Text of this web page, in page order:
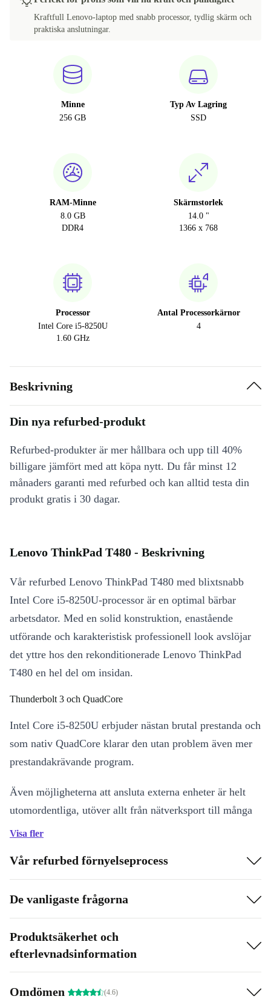
Kraftfull Lenovo-laptop med snabb processor, tydlig skärm och
praktiska anslutningar.
Minne
256 GB
Typ Av Lagring
SSD
RAM-Minne
8.0 GB
DDR4
Skärmstorlek
14.0 "
1366 x 768
Processor
Intel Core i5-8250U
1.60 GHz
Antal Processorkärnor
4
Beskrivning
Din nya refurbed-produkt
Refurbed-produkter är mer hållbara och upp till 40%
billigare jämfört med att köpa nytt. Du får minst 12
månaders garanti med refurbed och kan alltid testa din
produkt gratis i 30 dagar.
Lenovo ThinkPad T480 - Beskrivning
Vår refurbed Lenovo ThinkPad T480 med blixtsnabb
Intel Core i5-8250U-processor är en optimal bärbar
arbetsdator. Med en solid konstruktion, enastående
utförande och karakteristisk professionell look avslöjar
det yttre hos den rekonditionerade Lenovo ThinkPad
T480 en hel del om insidan.
Thunderbolt 3 och QuadCore
Intel Core i5-8250U erbjuder nästan brutal prestanda och
som nativ QuadCore klarar den utan problem även mer
prestandakrävande program.
Även möjligheterna att ansluta externa enheter är helt
utomordentliga, utöver allt från nätverksport till många
USB-portar har du nämligen även en Thunderbolt 3-port
med flera skärmar eller externa SSD-diskar, grafikkort
och andra extremt snabba enheter.
Visa fler
Vår refurbed förnyelseprocess
De vanligaste frågorna
Produktsäkerhet och
efterlevnadsinformation
Omdömen (4.6)